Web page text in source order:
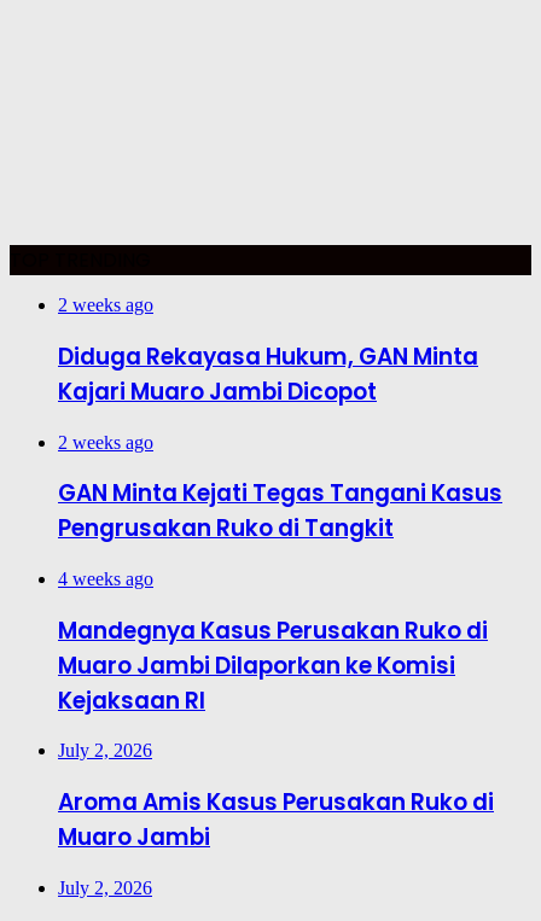
2 weeks ago
Diduga Rekayasa Hukum, GAN Minta
Kajari Muaro Jambi Dicopot
2 weeks ago
GAN Minta Kejati Tegas Tangani Kasus
Pengrusakan Ruko di Tangkit
4 weeks ago
Mandegnya Kasus Perusakan Ruko di
Muaro Jambi Dilaporkan ke Komisi
Kejaksaan RI
July 2, 2026
Aroma Amis Kasus Perusakan Ruko di
Muaro Jambi
July 2, 2026